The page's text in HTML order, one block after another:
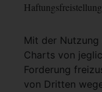
Haftungsfreistellung
Mit der Nutzung
Charts von
Forderung
von Dritten